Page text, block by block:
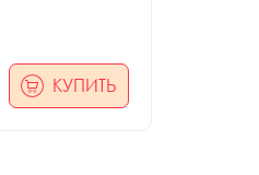
КУПИТЬ